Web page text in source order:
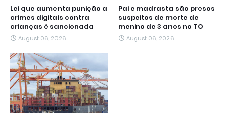
Lei que aumenta punição a
crimes digitais contra
crianças é sancionada
August 06, 2026
Pai e madrasta são presos
suspeitos de morte de
menino de 3 anos no TO
August 06, 2026